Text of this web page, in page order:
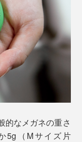
的なメガネの重さ
5g（Mサイズ片